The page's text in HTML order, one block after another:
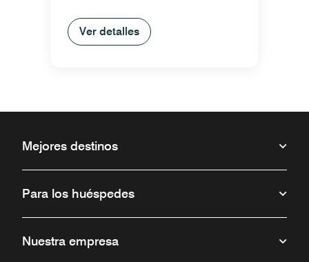
Ver detalles
Mejores destinos
Para los huéspedes
Nuestra empresa